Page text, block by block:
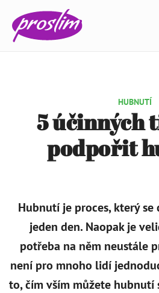
Proteinový
399Kč
HUBNUTÍ
5 účinných
podpořit
Hubnutí je proces, který se
jeden den. Naopak je
potřeba na něm neustále
není pro mnoho lidí
to, čím vším můžete